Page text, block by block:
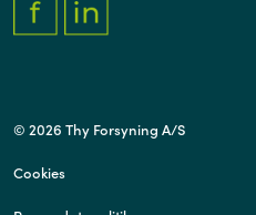
© 2026 Thy Forsyning A/S
Cookies